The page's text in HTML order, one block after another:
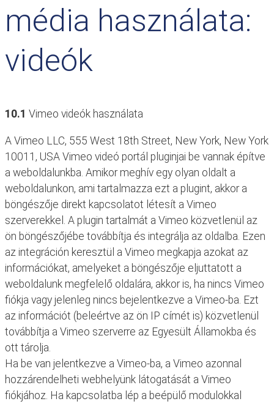
média használata:
videók
10.1 Vimeo videók használata
A Vimeo LLC, 555 West 18th Street, New York, New York
10011, USA Vimeo videó portál pluginjai be vannak építve
a weboldalunkba. Amikor meghív egy olyan oldalt a
weboldalunkon, ami tartalmazza ezt a plugint, akkor a
böngészője direkt kapcsolatot létesít a Vimeo
szerverekkel. A plugin tartalmát a Vimeo közvetlenül az
ön böngészőjébe továbbítja és integrálja az oldalba. Ezen
az integráción keresztül a Vimeo megkapja azokat az
információkat, amelyeket a böngészője eljuttatott a
weboldalunk megfelelő oldalára, akkor is, ha nincs Vimeo
fiókja vagy jelenleg nincs bejelentkezve a Vimeo-ba. Ezt
az információt (beleértve az ön IP címét is) közvetlenül
továbbítja a Vimeo szerverre az Egyesült Államokba és
ott tárolja.
Ha be van jelentkezve a Vimeo-ba, a Vimeo azonnal
hozzárendelheti webhelyünk látogatását a Vimeo
fiókjához. Ha kapcsolatba lép a beépülő modulokkal